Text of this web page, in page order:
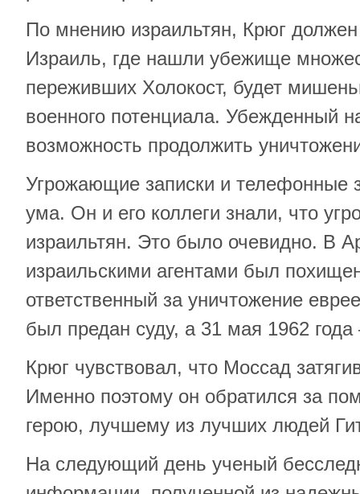
По мнению израильтян, Крюг
Израиль, где нашли убежище
переживших Холокост, будет
военного потенциала. Убежденный
возможность продолжить
Угрожающие записки и телефонные
ума. Он и его коллеги знали, что
израильтян. Это было очевидно. В
израильскими агентами был
ответственный за уничтожение
был предан суду, а 31 мая 1962
Крюг чувствовал, что Моссад
Именно поэтому он обратился за
герою, лучшему из лучших людей
На следующий день ученый